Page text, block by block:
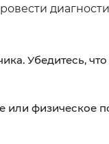
Убедитесь,
физическое